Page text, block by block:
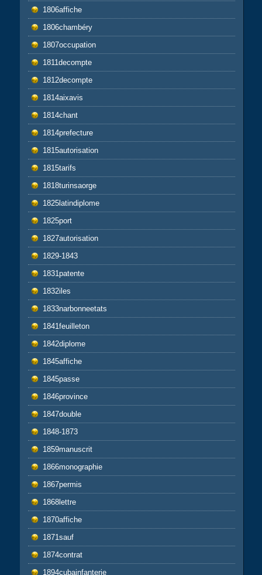
1806affiche
1806chambéry
1807occupation
1811decompte
1812decompte
1814aixavis
1814chant
1814prefecture
1815autorisation
1815tarifs
1818turinsaorge
1825latindiplome
1825port
1827autorisation
1829-1843
1831patente
1832iles
1833narbonneetats
1841feuilleton
1842diplome
1845affiche
1845passe
1846province
1847double
1848-1873
1859manuscrit
1866monographie
1867permis
1868lettre
1870affiche
1871sauf
1874contrat
1894cubainfanterie